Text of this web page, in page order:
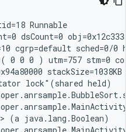
Runnable
dsCount=0
cgrp=default sched=0/0
0 0 0 ) utm=757 stm=0
stackSize=1038KB
lock"(shared held)
(a java.lang.Boolean)